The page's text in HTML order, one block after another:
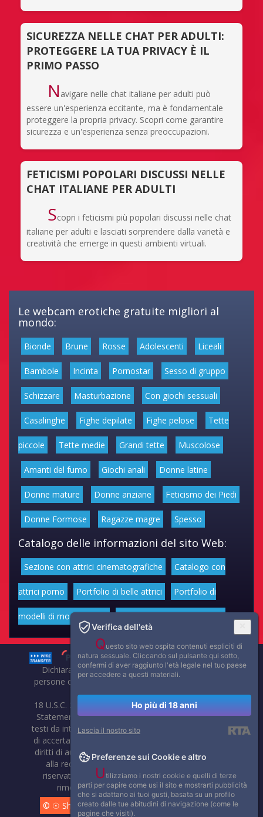
SICUREZZA NELLE CHAT PER ADULTI:
PROTEGGERE LA TUA PRIVACY È IL
PRIMO PASSO
N avigare nelle chat italiane per adulti può
essere un'esperienza eccitante, ma è fondamentale
proteggere la propria privacy. Scopri come garantire
sicurezza e un'esperienza senza preoccupazioni.
FETICISMI POPOLARI DISCUSSI NELLE
CHAT ITALIANE PER ADULTI
Scopri i feticismi più popolari discussi nelle chat
italiane per adulti e lasciati sorprendere dalla varietà e
creatività che emerge in questi ambienti virtuali.
Le webcam erotiche gratuite migliori al
mondo:
Bionde Brune Rosse Adolescenti Liceali
Bambole Incinta Pornostar Sesso di gruppo
Schizzare Masturbazione Con giochi sessuali
Casalinghe Fighe depilate Fighe pelose Tette
piccole Tette medie Grandi tette Muscolose
Amanti del fumo Giochi anali Donne latine
Donne mature Donne anziane Feticismo dei Piedi
Donne Formose Ragazze magre Spesso
Catalogo delle informazioni del sito Web:
Sezione con attrici cinematografiche Catalogo con
attrici porno Portfolio di belle attrici Portfolio di
modelli di moda volgari Affascinanti star dello sport
Dichiarazione di non responsabilità: tutti i membri e le
persone che compaiono su questo sito hanno almeno 18
anni.
18 U.S.C. 2257 Record-Keeping Requirements Compliance
Statement. Affaritaliani, prima di pubblicare foto, video o
testi da internet, compie tutte le opportune verifiche al fine
di accertarne il libero regime di circolazione e non violare i
diritti di autore o altri diritti esclusivi di terzi. Per segnalare
alla redazione eventuali errori nell'uso del materiale
riservato, scriveteci: provvederemo prontamente alla
rimozione del materiale lesivo di diritti di terzi.
© ☉ Show di Sesso VivoCam. 2014 - 2026. Tutti i diritti
Verifica dell'età
Questo sito web ospita contenuti espliciti di
natura sessuale. Cliccando sul pulsante qui sotto,
confermi di aver raggiunto l'età legale nel tuo paese
per accedere a questi materiali.
Ho più di 18 anni
Lascia il nostro sito
Preferenze sui Cookie e altro
Utilizziamo i nostri cookie e quelli di terze
parti per capire come usi il sito e mostrarti pubblicità
che si adattano ai tuoi gusti, basata su un profilo
creato dalle tue abitudini di navigazione (come le
pagine che visiti).